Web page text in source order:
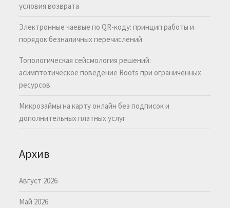
условия возврата
Электронные чаевые по QR-коду: принцип работы и
порядок безналичных перечислений
Топологическая сейсмология решений:
асимптотическое поведение Roots при ограниченных
ресурсов
Микрозаймы на карту онлайн без подписок и
дополнительных платных услуг
Архив
Август 2026
Май 2026